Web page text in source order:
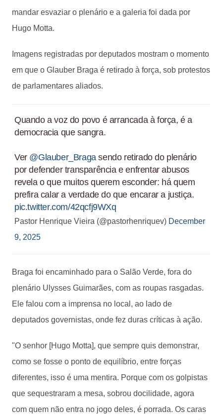
mandar esvaziar o plenário e a galeria foi dada por
Hugo Motta.
Imagens registradas por deputados mostram o momento
em que o Glauber Braga é retirado à força, sob protestos
de parlamentares aliados.
Quando a voz do povo é arrancada à força, é a
democracia que sangra.
Ver @Glauber_Bragasendo retirado do plenário
por defender transparência e enfrentar abusos
revela o que muitos querem esconder: há quem
prefira calar a verdade do que encarar a justiça.
pic.twitter.com/42qcfj9WXq
Pastor Henrique Vieira (@pastorhenriquev) December
9, 2025
Braga foi encaminhado para o Salão Verde, fora do
plenário Ulysses Guimarães, com as roupas rasgadas.
Ele falou com a imprensa no local, ao lado de
deputados governistas, onde fez duras críticas à ação.
"O senhor [Hugo Motta], que sempre quis demonstrar,
como se fosse o ponto de equilíbrio, entre forças
diferentes, isso é uma mentira. Porque com os golpistas
que sequestraram a mesa, sobrou docilidade, agora
com quem não entra no jogo deles, é porrada. Os caras